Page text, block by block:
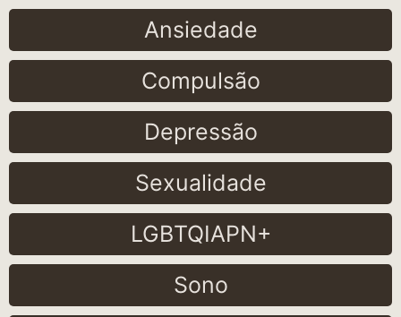
Ansiedade
Compulsão
Depressão
Sexualidade
LGBTQIAPN+
Sono